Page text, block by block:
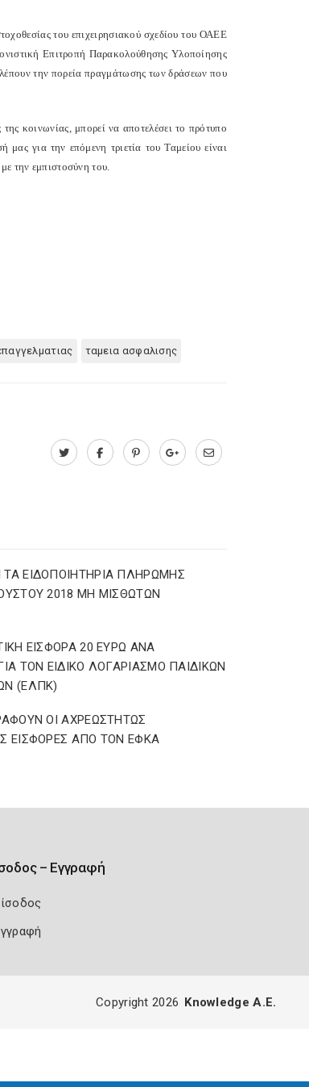
του επιχειρησιακού σχεδίου του ΟΑΕΕ
Επιτροπή Παρακολούθησης Υλοποίησης
την πορεία πραγμάτωσης των δράσεων που
κοινωνίας, μπορεί να αποτελέσει το πρότυπο
για την επόμενη τριετία του Ταμείου είναι
την εμπιστοσύνη του.
ταμεια ασφαλισης
ΕΙΔΟΠΟΙΗΤΗΡΙΑ ΠΛΗΡΩΜΗΣ
2018 ΜΗ ΜΙΣΘΩΤΩΝ
ΕΙΣΦΟΡΑ 20 ΕΥΡΩ ΑΝΑ
ΤΟΝ ΕΙΔΙΚΟ ΛΟΓΑΡΙΑΣΜΟ ΠΑΙΔΙΚΩΝ
(ΕΛΠΚ)
ΟΙ ΑΧΡΕΩΣΤΗΤΩΣ
ΕΙΣΦΟΡΕΣ ΑΠΟ ΤΟΝ ΕΦΚΑ
– Εγγραφή
Copyright 2026 Knowledge A.E.